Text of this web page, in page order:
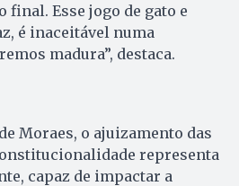
Esse jogo de gato e
é inaceitável numa
madura”, destaca.
Moraes, o ajuizamento das
representa
capaz de impactar a